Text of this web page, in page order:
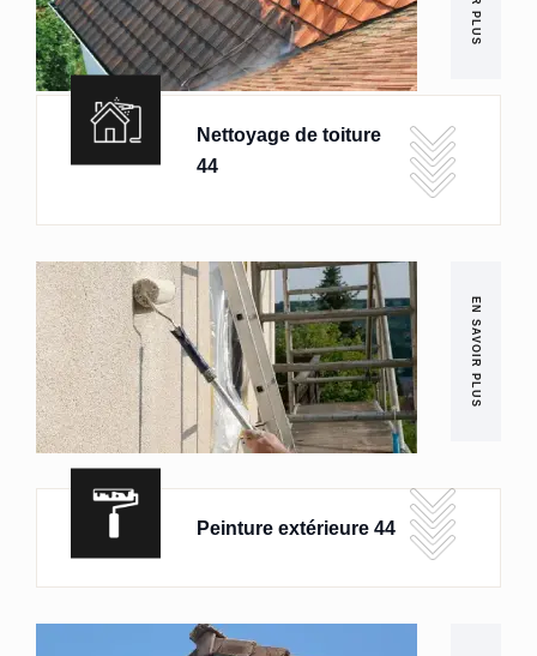
Nettoyage de toiture
44
EN SAVOIR PLUS
Peinture extérieure 44